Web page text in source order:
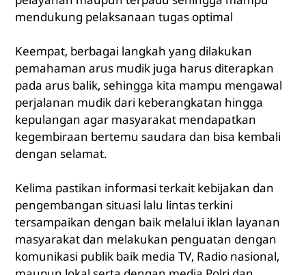
mendukung pelaksanaan tugas optimal
Keempat, berbagai langkah yang dilakukan
pemahaman arus mudik juga harus diterapkan
pada arus balik, sehingga kita mampu mengawal
perjalanan mudik dari keberangkatan hingga
kepulangan agar masyarakat mendapatkan
kegembiraan bertemu saudara dan bisa kembali
dengan selamat.
Kelima pastikan informasi terkait kebijakan dan
pengembangan situasi lalu lintas terkini
tersampaikan dengan baik melalui iklan layanan
masyarakat dan melakukan penguatan dengan
komunikasi publik baik media TV, Radio nasional,